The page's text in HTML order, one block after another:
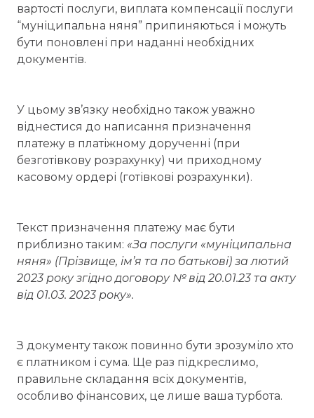
вартості послуги, виплата компенсації послуги
“муніципальна няня” припиняються і можуть
бути поновлені при наданні необхідних
документів.
У цьому зв’язку необхідно також уважно
віднестися до написання призначення
платежу в платіжному дорученні (при
безготівкову розрахунку) чи приходному
касовому ордері (готівкові розрахунки).
Текст призначення платежу має бути
приблизно таким: «За послуги «муніципальна
няня» (Прізвище, ім’я та по батькові) за лютий
2023 року згідно договору № від 20.01.23 та акту
від 01.03. 2023 року».
З документу також повинно бути зрозуміло хто
є платником і сума. Ще раз підкреслимо,
правильне складання всіх документів,
особливо фінансових, це лише ваша турбота.